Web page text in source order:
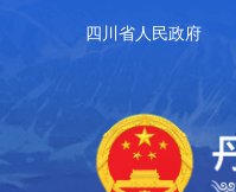
四川省人民政府